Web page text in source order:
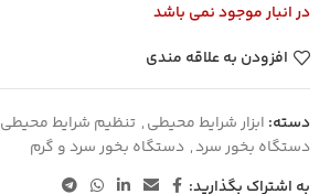
در انبار موجود نمی باشد
افزودن به علاقه مندی
دسته: ابزار شرایط محیطی, تنظیم شرایط محیطی
دستگاه بخور سرد, دستگاه بخور سرد و گرم
به اشتراک بگذارید: